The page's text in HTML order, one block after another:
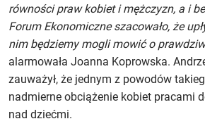
równości praw kobiet i mężczyzn, a i
Forum Ekonomiczne szacowało, że
nim będziemy mogli mowić o
alarmowała Joanna Koprowska.
zauważył, że jednym z powodów
nadmierne obciążenie kobiet pracami
nad dziećmi.